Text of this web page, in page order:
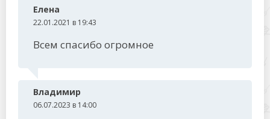
Елена
22.01.2021 в 19:43
Всем спасибо огромное
Владимир
06.07.2023 в 14:00